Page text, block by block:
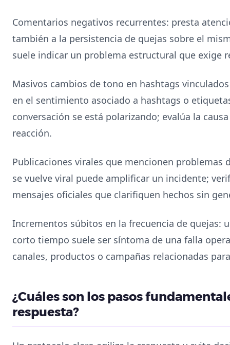
Comentarios negativos recurrentes: presta
también a la persistencia de quejas sobre el
suele indicar un problema estructural que exige
Masivos cambios de tono en hashtags
en el sentimiento asociado a hashtags o
conversación se está polarizando; evalúa la
reacción.
Publicaciones virales que mencionen problemas
se vuelve viral puede amplificar un incidente;
mensajes oficiales que clarifiquen hechos sin
Incrementos súbitos en la frecuencia de quejas:
corto tiempo suele ser síntoma de una falla
canales, productos o campañas relacionadas
¿Cuáles son los pasos
respuesta?